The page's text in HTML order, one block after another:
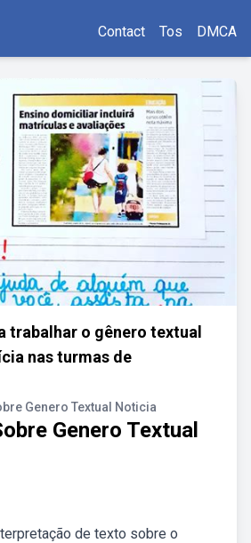
Contact Tos DMCA
trabalhar o gênero textual
nas turmas de
Genero Textual Noticia
Genero Textual
de texto sobre o